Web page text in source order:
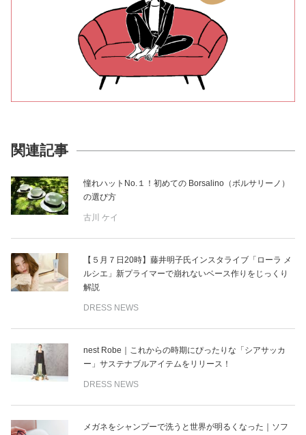
関連記事
憧れハットNo.１！初めての Borsalino（ボルサリーノ）
の選び方
古川 ケイ
【５月７日20時】藤井明子氏インスタライブ「ローラ メ
ルシエ」新プライマーで崩れないベース作りをじっくり
解説
DRESS NEWS
nest Robe｜これからの時期にぴったりな「シアサッカ
ー」サステナブルアイテムをリリース！
DRESS NEWS
メガネをシャンプーで洗うと世界が明るくなった｜ソフ